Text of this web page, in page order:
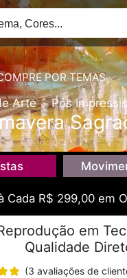
POR TEMAS
Arte Pós
Cada R$ 299,00 em
em
Qualidade
(3 avaliações de